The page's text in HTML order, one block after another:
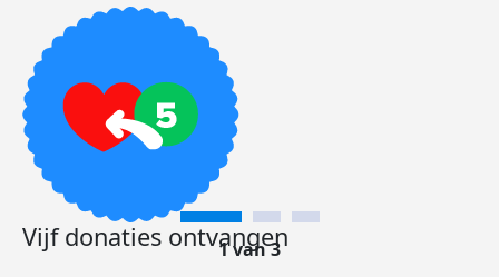
Vijf donaties ontvangen
1 van 3